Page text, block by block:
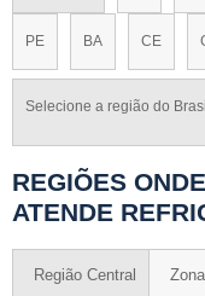
PE BA CE
Selecione a região do Brasil
REGIÕES
ATENDE
Região Central